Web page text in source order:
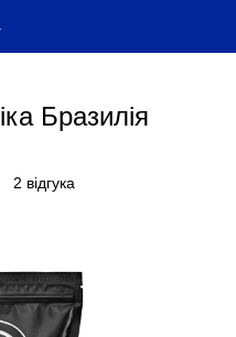
Бразилія
2 відгука